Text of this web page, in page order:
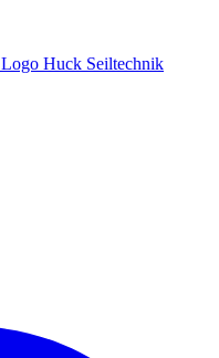
Logo Huck Seiltechnik